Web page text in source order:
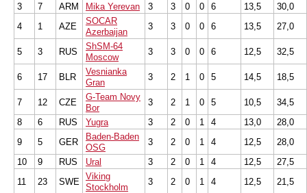
3
7 ARM Mika Yerevan 3 3 0 0 6 13,5
30,0
4
1 AZE
SOCAR
Azerbaijan
3 3 0 0 6 13,5 27,0
5 3 RUS
ShSM-64
Moscow
3 3 0 0 6 12,5 32,5
6 17 BLR
Vesnianka
Gran
3 2 1 0 5 14,5 18,5
7 12 CZE
G-Team Novy
Bor
3 2 1 0 5 10,5
34,5
8
6 RUS Yugra 3 2 0 1 4 13,0
28,0
9
5 GER
Baden-Baden
OSG
3 2 0 1 4 12,5
28,0
10
9 RUS Ural 3 2 0 1 4 12,5
27,5
11
23 SWE
Viking
Stockholm
3 2 0 1 4 12,5 21,5